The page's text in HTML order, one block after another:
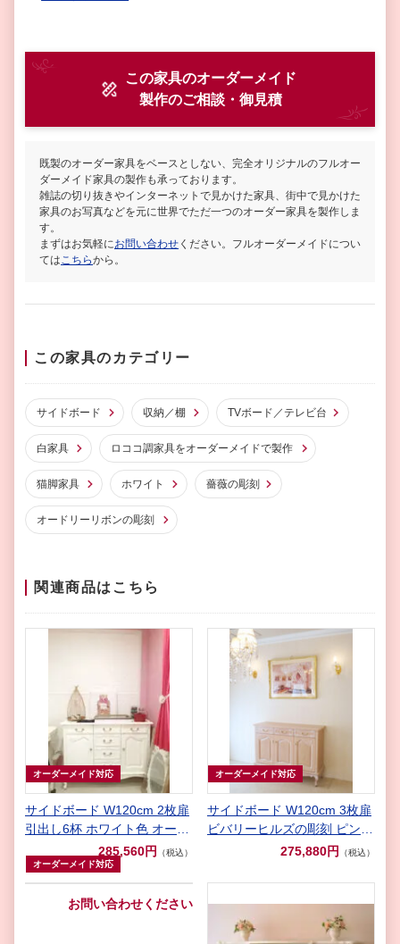
この家具のオーダーメイド
製作のご相談・御見積
既製のオーダー家具をベースとしない、完全オリジナルのフルオー
ダーメイド家具の製作も承っております。
雑誌の切り抜きやインターネットで見かけた家具、街中で見かけた
家具のお写真などを元に世界でただ一つのオーダー家具を製作しま
す。
まずはお気軽にお問い合わせ ください。フルオーダーメイドについ
てはこちらから。
この家具のカテゴリー
サイドボード 収納／棚 TVボード／テレビ台
白家具 ロココ調家具をオーダーメイドで製作
猫脚家具 ホワイト 薔薇の彫刻
オードリーリボンの彫刻
関連商品はこちら
オーダーメイド対応
サイドボード W120cm 2枚扉
引出し6杯 ホワイト色 オード
リーリボンの彫刻285,560円 （税込）
オーダーメイド対応
サイドボード W120cm 3枚扉
ビバリーヒルズの彫刻 ピンク
275,880円
（税込）
オーダーメイド対応
お問い合わせください